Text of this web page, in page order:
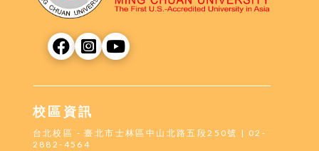
校區資訊
台北校區 - 臺北市士林區中山北路五段250號 | 02-
2882-4564